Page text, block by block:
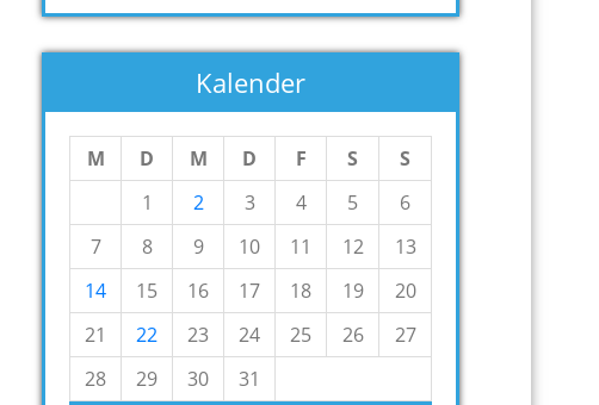
Kalender
M D M D F S
S
1
2 3 4 5
6
7
8 9 10 11 12
13
14
15 16 17 18 19
20
21
22 23 24 25 26
27
28
29 30 31